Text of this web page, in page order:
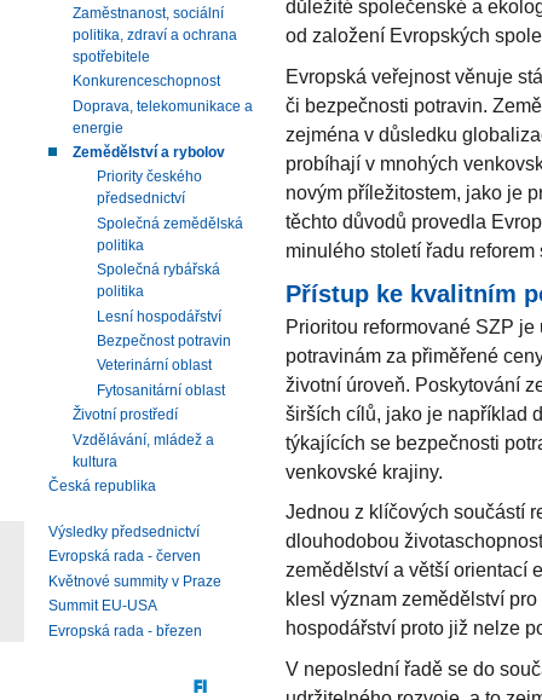
důležité společenské a
od založení Evropských
Evropská veřejnost věnuje
či bezpečnosti potravin.
zejména v důsledku
probíhají v mnohých
novým příležitostem, jako je
těchto důvodů provedla
minulého století řadu
Přístup ke kvalitním
Prioritou reformované SZP
potravinám za přiměřené
životní úroveň. Poskytování
širších cílů, jako je například
týkajících se bezpečnosti
venkovské krajiny.
Jednou z klíčových součástí
dlouhodobou
zemědělství a větší orientací
klesl význam zemědělství
hospodářství proto již nelze
V neposlední řadě se do
Zaměstnanost, sociální
politika, zdraví a ochrana
spotřebitele
Konkurenceschopnost
Doprava, telekomunikace a
energie
Zemědělství a rybolov
Priority českého
předsednictví
Společná zemědělská
politika
Společná rybářská
politika
Lesní hospodářství
Bezpečnost potravin
Veterinární oblast
Fytosanitární oblast
Životní prostředí
Vzdělávání, mládež a
kultura
Česká republika
Výsledky předsednictví
Evropská rada - červen
Květnové summity v Praze
Summit EU-USA
Evropská rada - březen